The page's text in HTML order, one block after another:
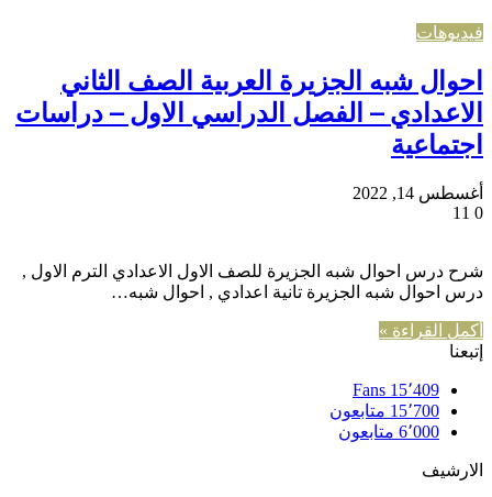
فيديوهات
احوال شبه الجزيرة العربية الصف الثاني
الاعدادي – الفصل الدراسي الاول – دراسات
اجتماعية
أغسطس 14, 2022
0
شرح درس احوال شبه الجزيرة للصف الاول الاعدادي الترم الاول ,
درس احوال شبه الجزيرة تانية اعدادي , احوال شبه…
أكمل القراءة »
إتبعنا
15٬409 Fans
15٬700 متابعون
6٬000 متابعون
الارشيف